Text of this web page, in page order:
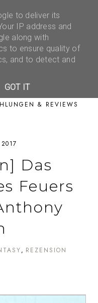
& REVIEWS
Das
Feuers
REZENSION
to deliver its
IP address and
along with
to ensure quality of
and to detect and
GOT IT